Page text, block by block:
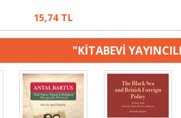
15,74TL
"KİTABEVİ